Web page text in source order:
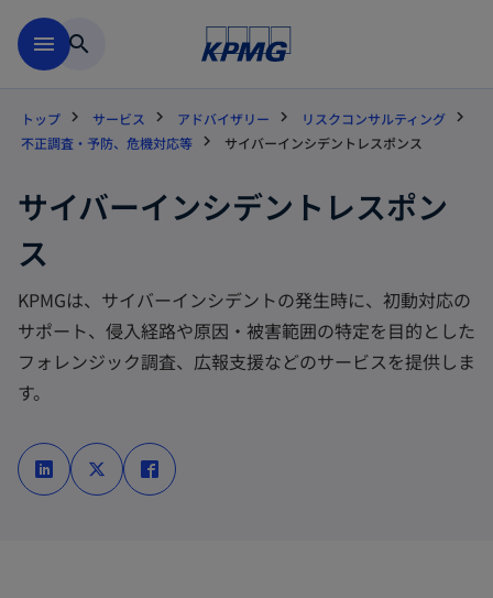
menu search
トップ サービス アドバイザリー
リスクコンサルティング
不正調査・予防、危機対応等
サイバーインシデントレスポンス
サイバーインシデントレスポン
ス
KPMGは、サイバーインシデントの発生時に、初動対応の
サポート、侵入経路や原因・被害範囲の特定を目的とした
フォレンジック調査、広報支援などのサービスを提供しま
す。
新
し
い
タ
新
し
い
タ
し
い